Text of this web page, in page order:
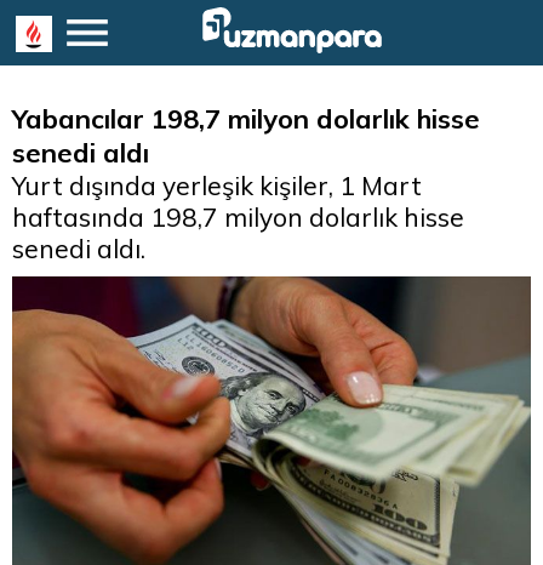
Yabancılar 198,7 milyon dolarlık hisse
senedi aldı
Yurt dışında yerleşik kişiler, 1 Mart
haftasında 198,7 milyon dolarlık hisse
senedi aldı.